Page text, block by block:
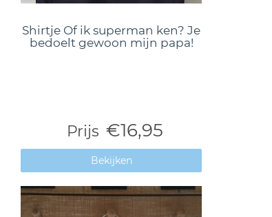
Shirtje Of ik superman ken? Je
bedoelt gewoon mijn papa!
Prijs €16,95
Bekijken